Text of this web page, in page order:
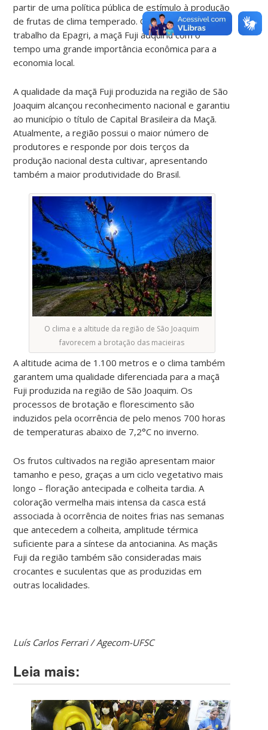
partir de uma política pública de estímulo à produção
de frutas de clima temperado. Graças a um intenso
trabalho da Epagri, a maçã Fuji adquiriu com o
tempo uma grande importância econômica para a
economia local.
A qualidade da maçã Fuji produzida na região de São
Joaquim alcançou reconhecimento nacional e garantiu
ao município o título de Capital Brasileira da Maçã.
Atualmente, a região possui o maior número de
produtores e responde por dois terços da
produção nacional desta cultivar, apresentando
também a maior produtividade do Brasil.
O clima e a altitude da região de São Joaquim
favorecem a brotação das macieiras
A altitude acima de 1.100 metros e o clima também
garantem uma qualidade diferenciada para a maçã
Fuji produzida na região de São Joaquim. Os
processos de brotação e florescimento são
induzidos pela ocorrência de pelo menos 700 horas
de temperaturas abaixo de 7,2°C no inverno.
Os frutos cultivados na região apresentam maior
tamanho e peso, graças a um ciclo vegetativo mais
longo – floração antecipada e colheita tardia. A
coloração vermelha mais intensa da casca está
associada à ocorrência de noites frias nas semanas
que antecedem a colheita, amplitude térmica
suficiente para a síntese da antocianina. As maçãs
Fuji da região também são consideradas mais
crocantes e suculentas que as produzidas em
outras localidades.
Luís Carlos Ferrari / Agecom-UFSC
Leia mais: